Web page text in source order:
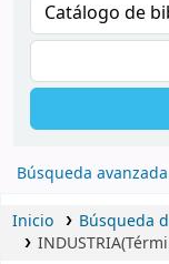
Búsqueda avanzada
Inicio
Búsqueda